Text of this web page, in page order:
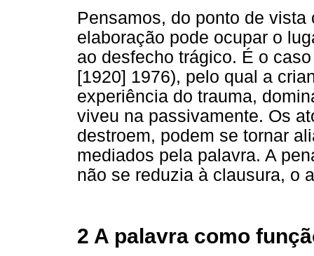
Pensamos, do ponto de
elaboração pode ocupar o
ao desfecho trágico. É o
[1920] 1976), pelo qual a
experiência do trauma,
viveu na passivamente. Os
destroem, podem se tornar
mediados pela palavra. A
não se reduzia à clausura, o
2 A palavra como